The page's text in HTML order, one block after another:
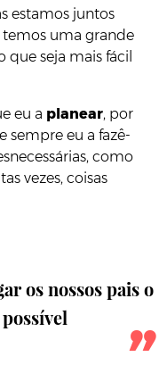
estamos juntos
temos uma grande
que seja mais fácil
eu a planear, por
sempre eu a fazê-
como
vezes, coisas
os nossos pais o